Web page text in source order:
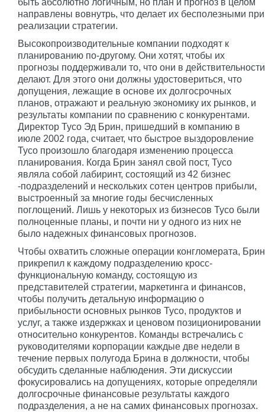
быть абсолютно логичным, но план и прогноз в целом
направлены вовнутрь, что делает их бесполезными при
реализации стратегии.
Высокопроизводительные компании подходят к
планированию по-другому. Они хотят, чтобы их
прогнозы поддерживали то, что они в действительности
делают. Для этого они должны удостовериться, что
допущения, лежащие в основе их долгосрочных
планов, отражают и реальную экономику их рынков, и
результаты компании по сравнению с конкурентами.
Директор Tyco Эд Брин, пришедший в компанию в
июле 2002 года, считает, что быстрое выздоровление
Tyco произошло благодаря изменению процесса
планирования. Когда Брин занял свой пост, Tyco
являла собой лабиринт, состоящий из 42 бизнес
-подразделений и нескольких сотен центров прибыли,
выстроенный за многие годы бесчисленных
поглощений. Лишь у некоторых из бизнесов Tyco были
полноценные планы, и почти ни у одного из них не
было надежных финансовых прогнозов.
Чтобы охватить сложные операции конгломерата, Брин
прикрепил к каждому подразделению кросс-
функциональную команду, состоящую из
представителей стратегии, маркетинга и финансов,
чтобы получить детальную информацию о
прибыльности основных рынков Tyco, продуктов и
услуг, а также издержках и ценовом позиционировании
относительно конкурентов. Команды встречались с
руководителями корпорации каждые две недели в
течение первых полугода Брина в должности, чтобы
обсудить сделанные наблюдения. Эти дискуссии
фокусировались на допущениях, которые определяли
долгосрочные финансовые результаты каждого
подразделения, а не на самих финансовых прогнозах.